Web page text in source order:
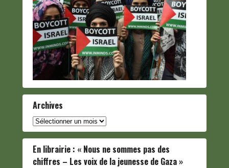
Archives
Archives
En librairie : « Nous ne sommes pas des
chiffres – Les voix de la jeunesse de Gaza »